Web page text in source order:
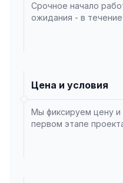
Срочное начало
ожидания - в
Цена и условия
Мы фиксируем цену
первом этапе